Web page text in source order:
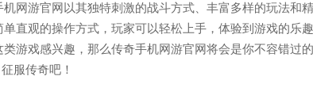
机网游官网以其独特刺激的战斗方式、丰富多样的玩法和
单直观的操作方式，玩家可以轻松上手，体验到游戏的乐
类游戏感兴趣，那么传奇手机网游官网将会是你不容错过
服传奇吧！